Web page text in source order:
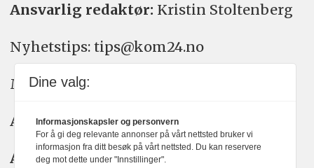
Ansvarlig redaktør: Kristin Stoltenberg
Nyhetstips: tips@kom24.no
Meninger: meninger@kom24.no
Annonse: annonse@watchmedia.no
Abonnement:kom24@watchmedia.no
Dine valg:
Informasjonskapsler og personvern
For å gi deg relevante annonser på vårt nettsted bruker vi
informasjon fra ditt besøk på vårt nettsted. Du kan reservere
deg mot dette under "Innstillinger".